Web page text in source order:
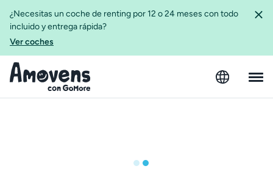
¿Necesitas un coche de renting por 12 o 24 meses con todo
incluido y entrega rápida?
Ver coches